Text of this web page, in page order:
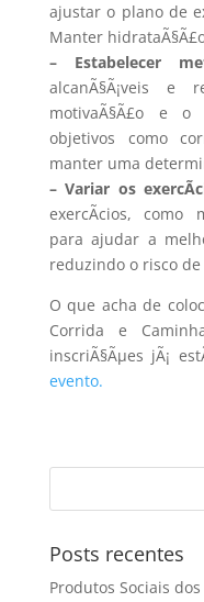
ajustar o plano de
Manter
– Estabelecer
alcanÃ§Ã¡veis
motivaÃ§Ã£o e
objetivos como
manter uma
– Variar os
exercÃ­cios, como
para ajudar a
reduzindo o risco de
O que acha de
Corrida e
inscriÃ§Ãµes jÃ¡
evento.
Posts recentes
Produtos Sociais